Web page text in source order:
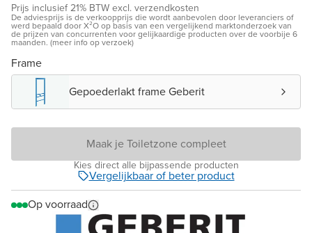
Prijs inclusief 21% BTW excl. verzendkosten
De adviesprijs is de verkoopprijs die wordt aanbevolen door leveranciers of
werd bepaald door X²O op basis van een vergelijkend marktonderzoek van
de prijzen van concurrenten voor gelijkaardige producten over de voorbije 6
maanden. (meer info op verzoek)
Frame
Gepoederlakt frame Geberit
Maak je Toiletzone compleet
Kies direct alle bijpassende producten
Vergelijkbaar of beter product
Op voorraad